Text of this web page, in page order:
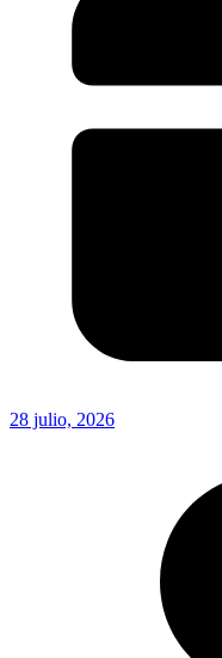
28 julio, 2026